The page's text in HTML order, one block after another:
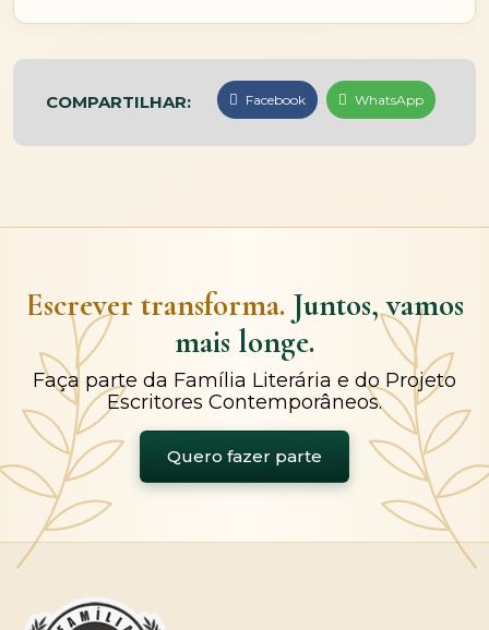
COMPARTILHAR: Facebook WhatsApp
Escrever transforma. Juntos, vamos
mais longe.
Faça parte da Família Literária e do Projeto
Escritores Contemporâneos.
Quero fazer parte